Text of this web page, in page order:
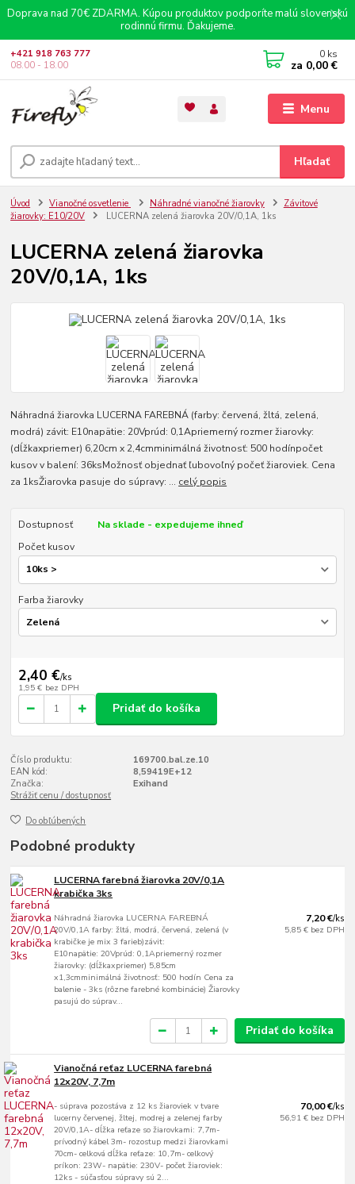
Doprava nad 70€ ZDARMA. Kúpou produktov podporíte malú slovenskú
rodinnú firmu. Ďakujeme.
Menu
Hľadať
+421 918 763 777
08.00 - 18.00
0 ks
za 0,00 €
Úvod Vianočné osvetlenie Náhradné vianočné žiarovky
Závitové
žiarovky: E10/20V
LUCERNA zelená žiarovka 20V/0,1A, 1ks
LUCERNA zelená žiarovka
20V/0,1A, 1ks
Náhradná žiarovka LUCERNA FAREBNÁ (farby: červená, žltá, zelená,
modrá) závit: E10napätie: 20Vprúd: 0,1Apriemerný rozmer žiarovky:
(dĺžkaxpriemer) 6,20cm x 2,4cmminimálná životnosť: 500 hodínpočet
kusov v balení: 36ksMožnosť objednať ľubovoľný počeť žiaroviek. Cena
za 1ksŽiarovka pasuje do súpravy: ... celý popis
Dostupnosť
Na sklade - expedujeme ihneď
Počet kusov
Farba žiarovky
2,40 €/ks
1,95 € bez DPH
Pridať do košíka
Číslo produktu:
169700.bal.ze.10
EAN kód:
8,59419E+12
Značka:
Exihand
Strážiť cenu / dostupnosť
Do obľúbených
Podobné produkty
LUCERNA farebná žiarovka 20V/0,1A
krabička 3ks
Náhradná žiarovka LUCERNA FAREBNÁ
20V/0,1A farby: žltá, modrá, červená, zelená (v
krabičke je mix 3 farieb)závit:
E10napätie: 20Vprúd: 0,1Apriemerný rozmer
žiarovky: (dĺžkaxpriemer) 5,85cm
x1,3cmminimálná životnosť: 500 hodín Cena za
balenie - 3ks (rôzne farebné kombinácie) Žiarovky
pasujú do súprav...
7,20 €/ks
5,85 € bez DPH
Pridať do košíka
Vianočná reťaz LUCERNA farebná
12x20V, 7,7m
- súprava pozostáva z 12 ks žiaroviek v tvare
lucerny červenej, žltej, modrej a zelenej farby
20V/0,1A- dĺžka reťaze so žiarovkami: 7,7m-
prívodný kábel 3m- rozostup medzi žiarovkami
70cm- celková dĺžka reťaze: 10,7m- celkový
príkon: 23W- napätie: 230V- počet žiaroviek:
12ks - súčasťou súpravy sú 2...
70,00 €/ks
56,91 € bez DPH